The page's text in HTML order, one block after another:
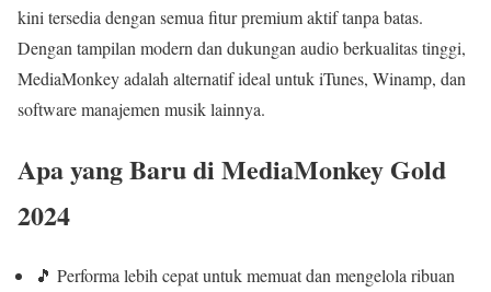
kini tersedia dengan semua fitur premium aktif tanpa batas.
Dengan tampilan modern dan dukungan audio berkualitas tinggi,
MediaMonkey adalah alternatif ideal untuk iTunes, Winamp, dan
software manajemen musik lainnya.
Apa yang Baru di MediaMonkey Gold
2024
🎵 Performa lebih cepat untuk memuat dan mengelola ribuan